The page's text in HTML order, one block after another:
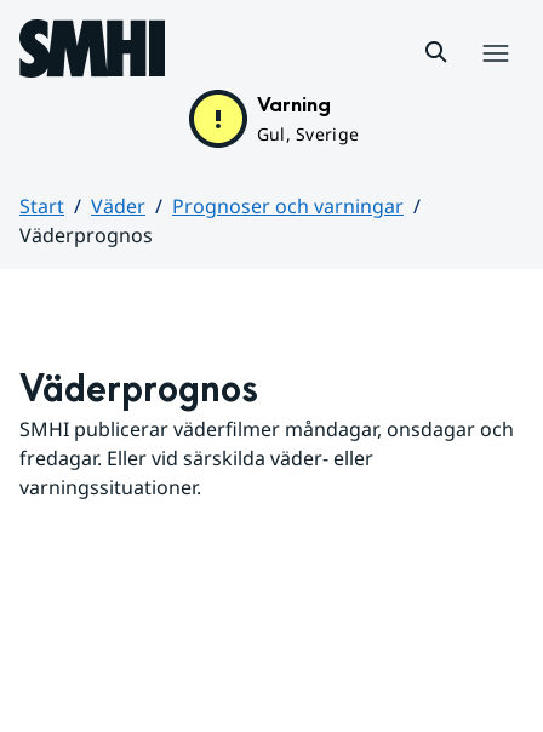
Hoppa till sidans innehåll
Varning
Gul, Sverige
Start Väder
Prognoser och varningar
Väderprognos
Väderprognos
SMHI publicerar väderfilmer måndagar, onsdagar och
fredagar. Eller vid särskilda väder- eller
varningssituationer.